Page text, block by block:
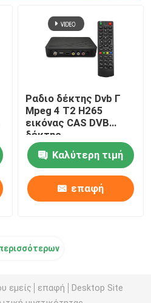
Ραδιο δέκτης Dvb Γ
Mpeg 4 T2 H265
εικόνας CAS DVB
δέκτης
Καλύτερη τιμή
επαφή
εμείς επαφή
Desktop Site